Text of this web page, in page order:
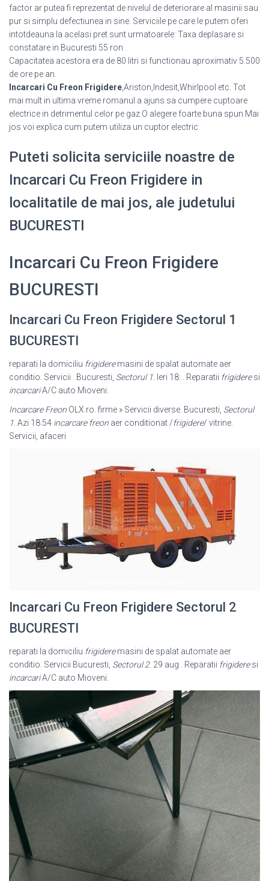
factor ar putea fi reprezentat de nivelul de deteriorare al masinii sau
pur si simplu defectiunea in sine. Serviciile pe care le putem oferi
intotdeauna la acelasi pret sunt urmatoarele: Taxa deplasare si
constatare in Bucuresti 55 ron .
Capacitatea acestora era de 80 litri si functionau aproximativ 5.500
de ore pe an.
Incarcari Cu Freon Frigidere,Ariston,Indesit,Whirlpool etc. Tot
mai mult in ultima vreme romanul a ajuns sa cumpere cuptoare
electrice in detrimentul celor pe gaz.O alegere foarte buna spun.Mai
jos voi explica cum putem utiliza un cuptor electric.
Puteti solicita serviciile noastre de
Incarcari Cu Freon Frigidere in
localitatile de mai jos, ale judetului
BUCURESTI
Incarcari Cu Freon Frigidere
BUCURESTI
Incarcari Cu Freon Frigidere Sectorul 1
BUCURESTI
reparati la domiciliu frigideremasini de spalat automate aer
conditio. Servicii . Bucuresti, Sectorul 1 . Ieri 18: . Reparatii frigideresi
incarcariA/C auto Mioveni.
Incarcare Freon OLX.ro. firme » Servicii diverse. Bucuresti, Sectorul
1 . Azi 18:54 incarcare freon aer conditionat /frigidere/ vitrine.
Servicii, afaceri
Incarcari Cu Freon Frigidere Sectorul 2
BUCURESTI
reparati la domiciliu frigideremasini de spalat automate aer
conditio. Servicii Bucuresti, Sectorul 2. 29 aug . Reparatii frigideresi
incarcariA/C auto Mioveni.